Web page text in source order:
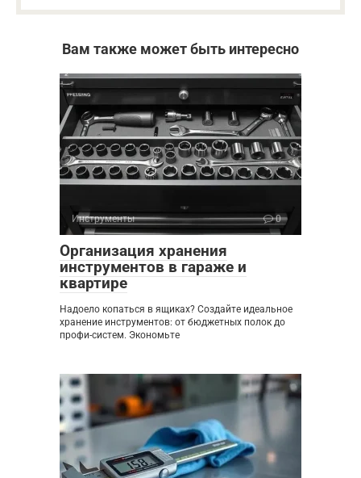
Вам также может быть интересно
Инструменты 0
Организация хранения
инструментов в гараже и
квартире
Надоело копаться в ящиках? Создайте идеальное
хранение инструментов: от бюджетных полок до
профи-систем. Экономьте